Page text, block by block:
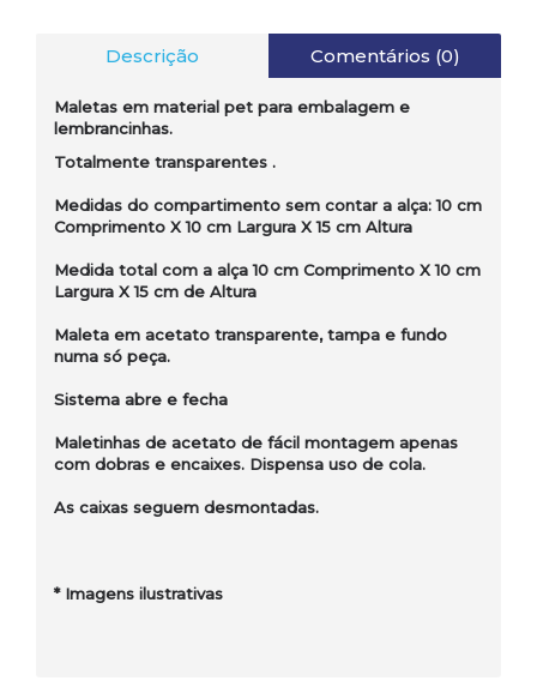
Descrição Comentários (0)
Maletas em material pet para embalagem e
lembrancinhas.
Totalmente transparentes .
Medidas do compartimento sem contar a alça: 10 cm
Comprimento X 10 cm Largura X 15 cm Altura
Medida total com a alça 10 cm Comprimento X 10 cm
Largura X 15 cm de Altura
Maleta em acetato transparente, tampa e fundo
numa só peça.
Sistema abre e fecha
Maletinhas de acetato de fácil montagem apenas
com dobras e encaixes. Dispensa uso de cola.
As caixas seguem desmontadas.
* Imagens ilustrativas